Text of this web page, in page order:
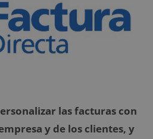
las facturas con
y de los clientes, y